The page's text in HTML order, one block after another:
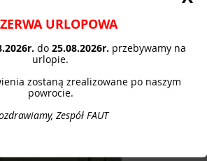
URLOPOWA
2026r. do 25.08.2026r. przebywamy na
urlopie.
zostaną zrealizowane po naszym
powrocie.
Zespół FAUT